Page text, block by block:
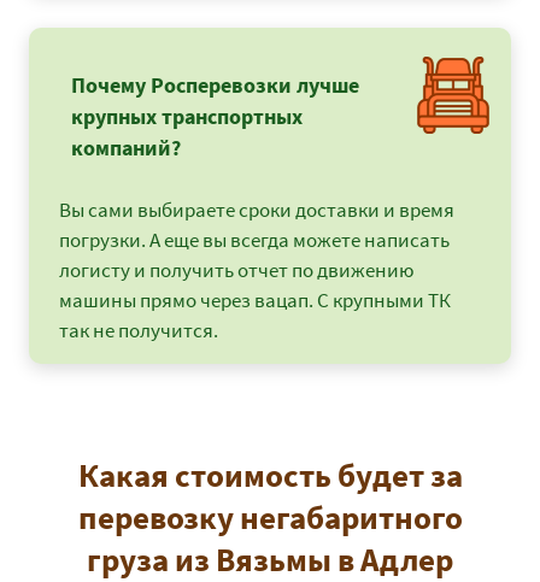
Почему Росперевозки лучше
крупных транспортных
компаний?
Вы сами выбираете сроки доставки и время
погрузки. А еще вы всегда можете написать
логисту и получить отчет по движению
машины прямо через вацап. С крупными ТК
так не получится.
Какая стоимость будет за
перевозку негабаритного
груза из Вязьмы в Адлер